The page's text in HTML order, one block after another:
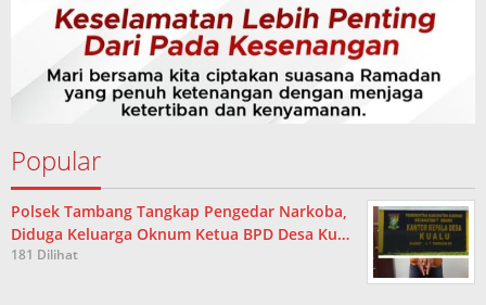
Popular
Polsek Tambang Tangkap Pengedar Narkoba,
Diduga Keluarga Oknum Ketua BPD Desa Ku…
181 Dilihat